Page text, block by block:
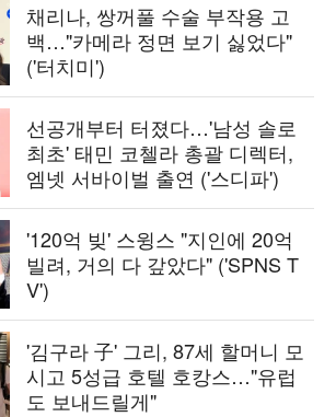
채리나, 쌍꺼풀 수술 부작용 고
백…"카메라 정면 보기 싫었다"
('터치미')
선공개부터 터졌다…'남성 솔로
최초' 태민 코첼라 총괄 디렉터,
엠넷 서바이벌 출연 ('스디파')
'120억 빚' 스윙스 "지인에 20억
빌려, 거의 다 갚았다" ('SPNS T
V')
'김구라 子' 그리, 87세 할머니 모
시고 5성급 호텔 호캉스…"유럽
도 보내드릴게"